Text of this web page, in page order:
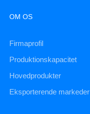
OM OS
Firmaprofil
Produktionskapacitet
Hovedprodukter
Eksporterende markeder